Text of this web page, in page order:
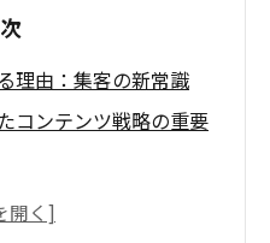
理由：集客の新常識
コンテンツ戦略の重要
ジメントを高める方法